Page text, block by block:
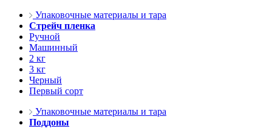
Упаковочные материалы и тара
Стрейч пленка
Ручной
Машинный
2 кг
3 кг
Черный
Первый сорт
Упаковочные материалы и тара
Поддоны